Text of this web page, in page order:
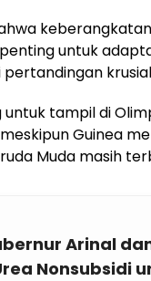
untuk
tampil di
Guinea
Muda masih
Arinal
Nonsubsidi